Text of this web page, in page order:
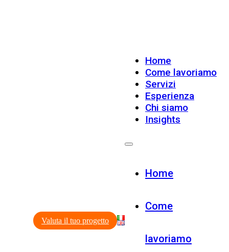
Valuta il tuo progetto
Home
Come lavoriamo
Servizi
Esperienza
Chi siamo
Insights
Home
Come
lavoriamo